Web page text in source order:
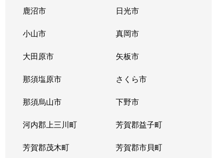
鹿沼市 日光市
小山市 真岡市
大田原市 矢板市
那須塩原市 さくら市
那須烏山市 下野市
河内郡上三川町 芳賀郡益子町
芳賀郡茂木町 芳賀郡市貝町